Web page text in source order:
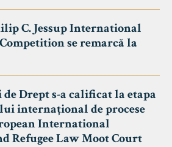
C. Jessup International
se remarcă la
Drept s-a calificat la etapa
internațional de procese
International
Refugee Law Moot Court